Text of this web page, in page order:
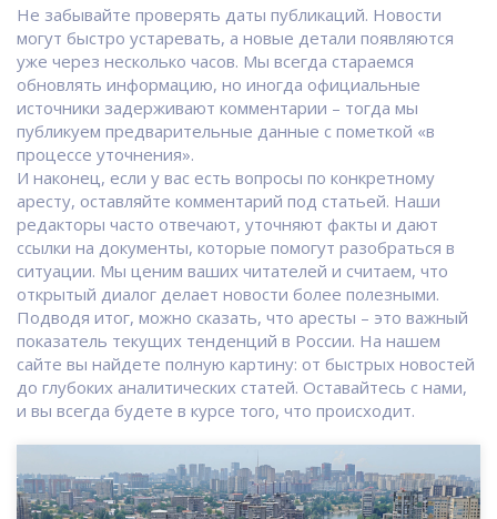
Не забывайте проверять даты публикаций. Новости
могут быстро устаревать, а новые детали появляются
уже через несколько часов. Мы всегда стараемся
обновлять информацию, но иногда официальные
источники задерживают комментарии – тогда мы
публикуем предварительные данные с пометкой «в
процессе уточнения».
И наконец, если у вас есть вопросы по конкретному
аресту, оставляйте комментарий под статьей. Наши
редакторы часто отвечают, уточняют факты и дают
ссылки на документы, которые помогут разобраться в
ситуации. Мы ценим ваших читателей и считаем, что
открытый диалог делает новости более полезными.
Подводя итог, можно сказать, что аресты – это важный
показатель текущих тенденций в России. На нашем
сайте вы найдете полную картину: от быстрых новостей
до глубоких аналитических статей. Оставайтесь с нами,
и вы всегда будете в курсе того, что происходит.